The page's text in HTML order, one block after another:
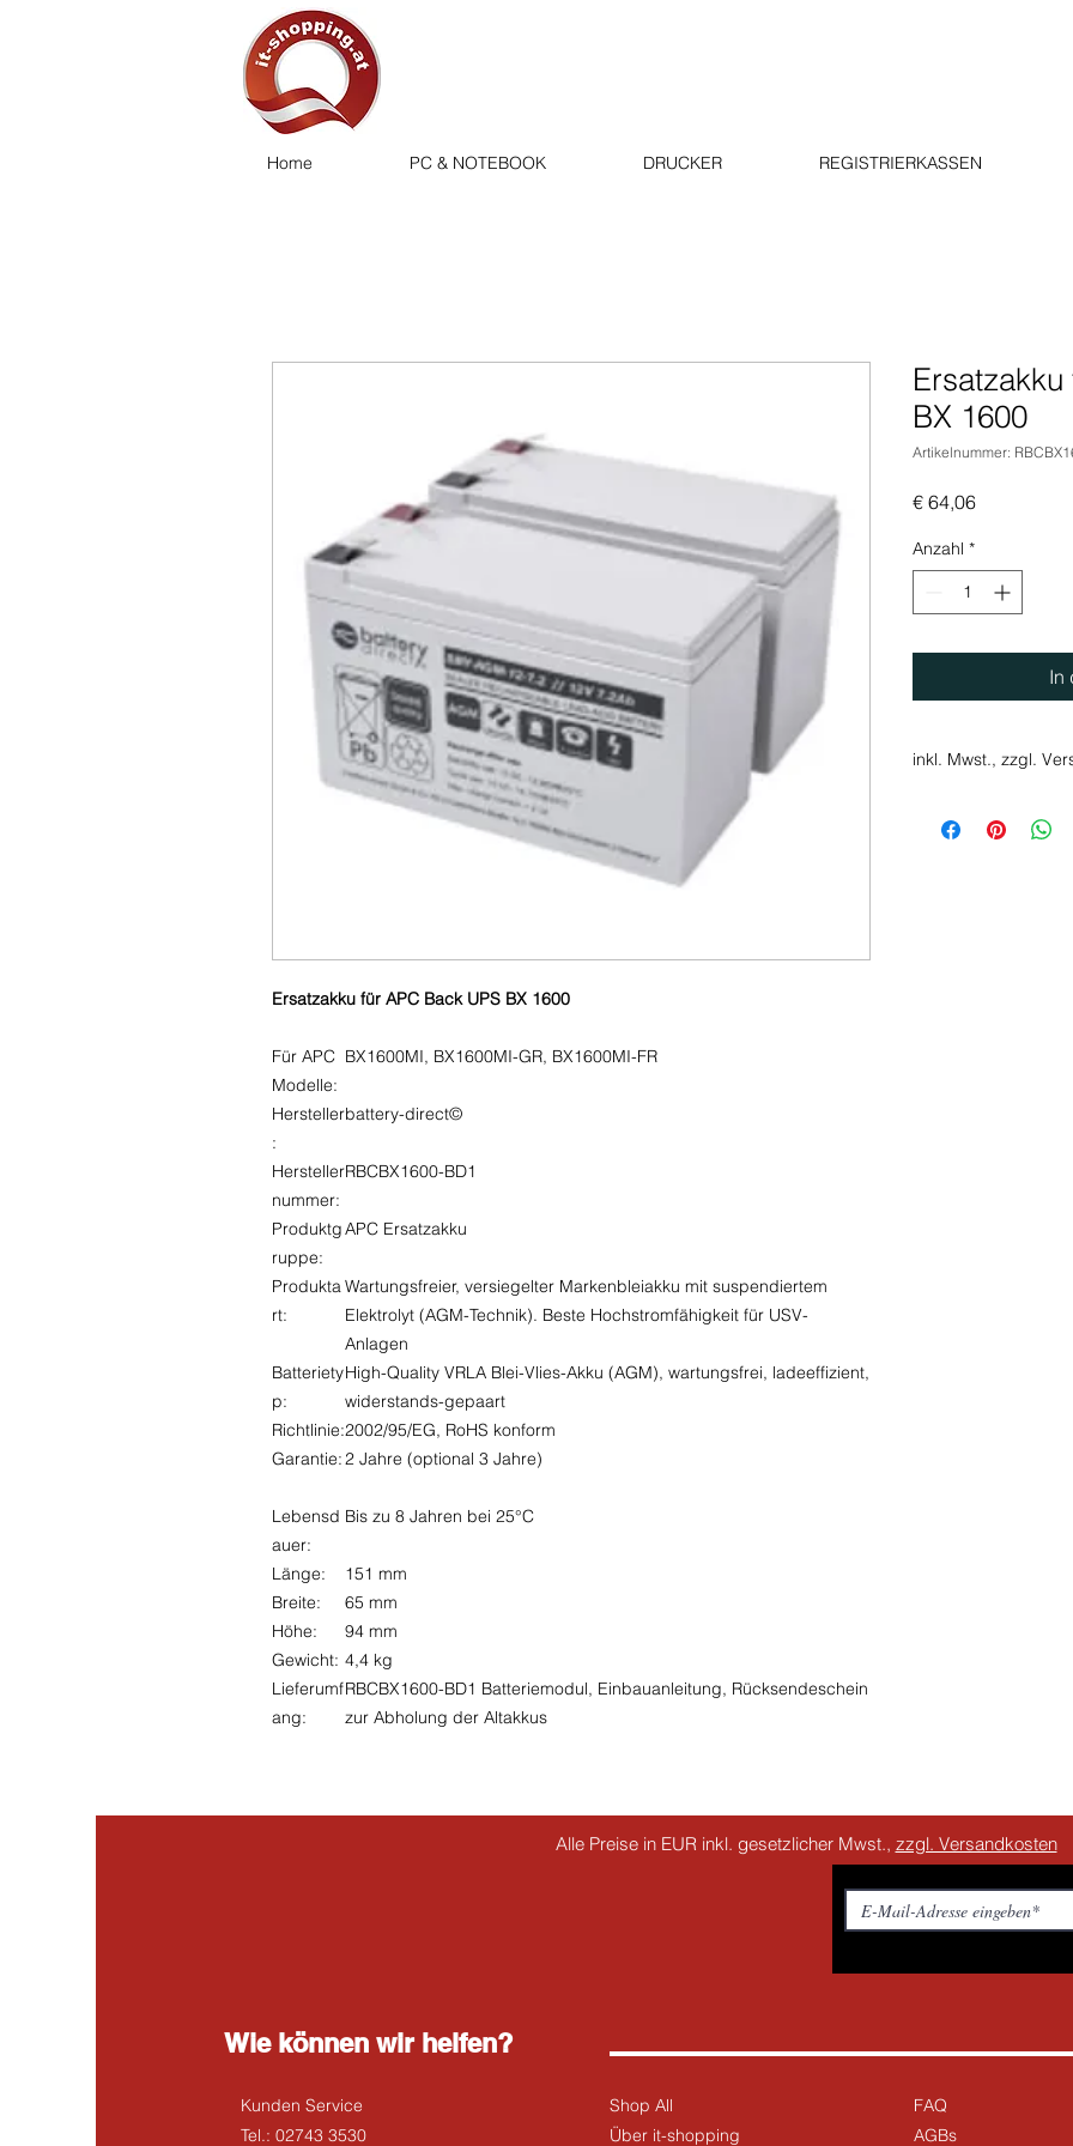
Home PC & NOTEBOOK DRUCKER REGISTRIERKASSEN
Ersatzakku für APC Back UPS BX 1600
Für APC
Modelle:
BX1600MI, BX1600MI-GR, BX1600MI-FR
Hersteller
:
battery-direct©
Hersteller
nummer:
RBCBX1600-BD1
Produktg
ruppe:
APC Ersatzakku
Produkta
rt:
Wartungsfreier, versiegelter Markenbleiakku mit suspendiertem
Elektrolyt (AGM-Technik). Beste Hochstromfähigkeit für USV-
Anlagen
Batteriety
p:
High-Quality VRLA Blei-Vlies-Akku (AGM), wartungsfrei, ladeeffizient,
widerstands-gepaart
Richtlinie:2002/95/EG, RoHS konform
Garantie:2 Jahre (optional 3 Jahre)
Lebensd
auer:
Bis zu 8 Jahren bei 25°C
Länge:
151 mm
Breite:
65 mm
Höhe:
94 mm
Gewicht: 4,4 kg
Lieferumf
ang:
RBCBX1600-BD1 Batteriemodul, Einbauanleitung, Rücksendeschein
zur Abholung der Altakkus
BX 1600
Artikelnummer:
€ 64,06Preis
Anzahl *
In
inkl. Mwst., zzgl.
Alle Preise in EUR inkl. gesetzlicher Mwst., zzgl. Versandkosten
Wie können wir helfen?
Kunden Service
Tel.: 02743 3530
Shop All
Über it-shopping
FAQ
AGBs